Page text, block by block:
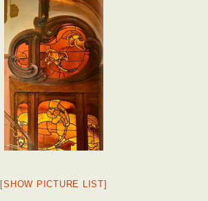
[SHOW PICTURE LIST]